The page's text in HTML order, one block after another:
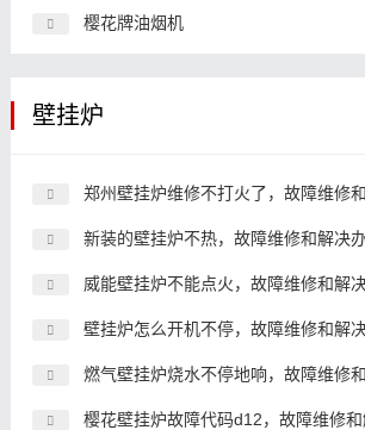
樱花牌油烟机
壁挂炉
郑州壁挂炉维修不打火了，故障维修
新装的壁挂炉不热，故障维修和解决
威能壁挂炉不能点火，故障维修和解
壁挂炉怎么开机不停，故障维修和解
燃气壁挂炉烧水不停地响，故障维修
樱花壁挂炉故障代码d12，故障维修